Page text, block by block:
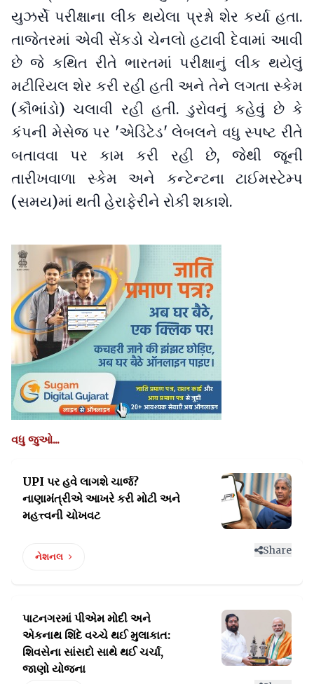
યુઝર્સે પરીક્ષાના લીક થયેલા પ્રશ્નો શેર કર્યા હતા.
તાજેતરમાં એવી સેંકડો ચેનલો હટાવી દેવામાં આવી
છે જે કથિત રીતે ભારતમાં પરીક્ષાનું લીક થયેલું
મટીરિયલ શેર કરી રહી હતી અને તેને લગતા સ્કેમ
(કૌભાંડો) ચલાવી રહી હતી. ડુરોવનું કહેવું છે કે
કંપની મેસેજ પર 'એડિટેડ' લેબલને વધુ સ્પષ્ટ રીતે
બતાવવા પર કામ કરી રહી છે, જેથી જૂની
તારીખવાળા સ્કેમ અને કન્ટેન્ટના ટાઈમસ્ટેમ્પ
(સમય)માં થતી હેરાફેરીને રોકી શકાશે.
વધુ જુઓ...
UPI પર હવે લાગશે ચાર્જ?
નાણામંત્રીએ આખરેકરી મોટી અને
મહત્ત્વની ચોખવટ
નેશનલ
Share
પાટનગરમાં પીએમ મોદી અને
એકનાથ શિંદે વચ્ચે થઈ મુલાકાત:
શિવસેના સાંસદો સાથે થઈ ચર્ચા,
જાણો યોજના